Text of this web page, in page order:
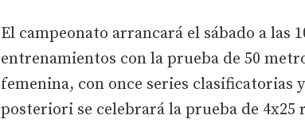
El campeonato arrancará el sábado a las
entrenamientos con la prueba de 50
femenina, con once series clasificatorias
posteriori se celebrará la prueba de 4x25